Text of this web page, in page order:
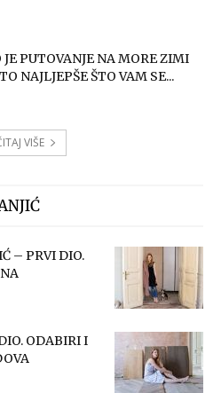
JE PUTOVANJE NA MORE ZIMI
NAJLJEPŠE ŠTO VAM SE...
VIŠE
– PRVI DIO.
ODABIRI I